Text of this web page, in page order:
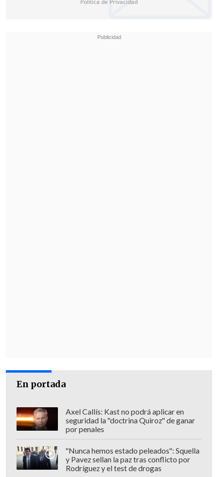
Política de Privacidad
En portada
Axel Callís: Kast no podrá aplicar en
seguridad la "doctrina Quiroz" de ganar
por penales
"Nunca hemos estado peleados": Squella
y Pavez sellan la paz tras conflicto por
Rodríguez y el test de drogas